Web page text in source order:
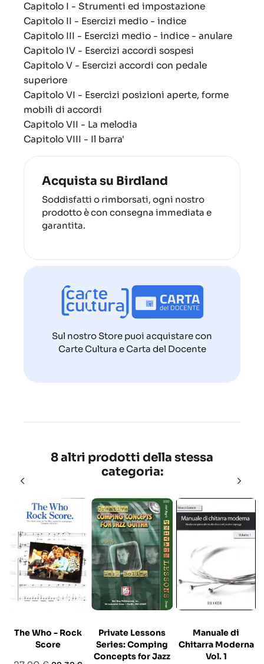
Capitolo I - Strumenti ed impostazione
Capitolo II - Esercizi medio - indice
Capitolo III - Esercizi medio - indice - anulare
Capitolo IV - Esercizi accordi sospesi
Capitolo V - Esercizi accordi con pedale
superiore
Capitolo VI - Esercizi posizioni aperte, forme
mobili di accordi
Capitolo VII - La melodia
Capitolo VIII - Il barra'
Acquista su Birdland
Soddisfatti o rimborsati, ogni nostro
prodotto è con consegna immediata e
garantita.
Sul nostro Store puoi acquistare con
Carte Cultura e Carta del Docente
8 altri prodotti della stessa
categoria:
The Who - Rock
Score
Private Lessons
Series: Comping
Concepts for Jazz
Manuale di
Chitarra Moderna
Vol. 1